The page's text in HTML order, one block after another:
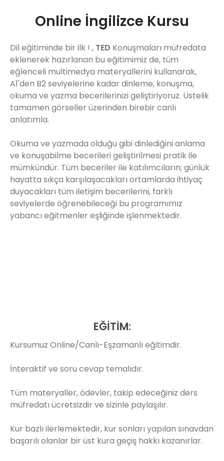
Online İngilizce Kursu
Dil eğitiminde bir ilk ! , TED Konuşmaları müfredata
eklenerek hazırlanan bu eğitimimiz de, tüm
eğlenceli multimedya materyallerini kullanarak,
A1'den B2 seviyelerine kadar dinleme, konuşma,
okuma ve yazma becerilerinizi geliştiriyoruz. Üstelik
tamamen görseller üzerinden birebir canlı
anlatımla.
Okuma ve yazmada olduğu gibi dinlediğini anlama
ve konuşabilme becerileri geliştirilmesi pratik ile
mümkündür. Tüm beceriler ile katılımcıların; günlük
hayatta sıkça karşılaşacakları ortamlarda ihtiyaç
duyacakları tüm iletişim becerilerini, farklı
seviyelerde öğrenebileceği bu programımız
yabancı eğitmenler eşliğinde işlenmektedir.
EĞİTİM:
Kursumuz Online/Canlı-Eşzamanlı eğitimdir.
İnteraktif ve soru cevap temalıdır.
Tüm materyaller, ödevler, takip edeceğiniz ders
müfredatı ücretsizdir ve sizinle paylaşılır.
Kur bazlı ilerlemektedir, kur sonları yapılan sınavdan
başarılı olanlar bir üst kura geçiş hakkı kazanırlar.